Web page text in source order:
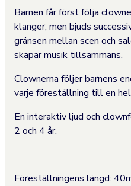
Barnen får först följa
klanger, men bjuds
gränsen mellan scen och
skapar musik tillsammans.
Clownerna följer barnens
varje föreställning till en
En interaktiv ljud och
2 och 4 år.
Föreställningens längd: